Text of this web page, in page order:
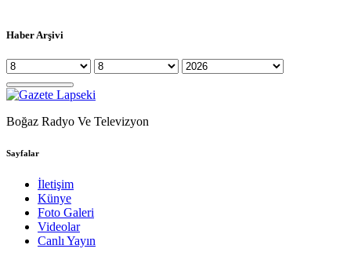
Haber Arşivi
Boğaz Radyo Ve Televizyon
Sayfalar
İletişim
Künye
Foto Galeri
Videolar
Canlı Yayın